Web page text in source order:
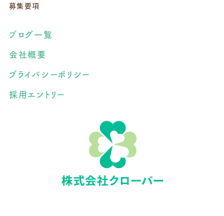
募集要項
ブログ一覧
会社概要
プライバシーポリシー
採用エントリー